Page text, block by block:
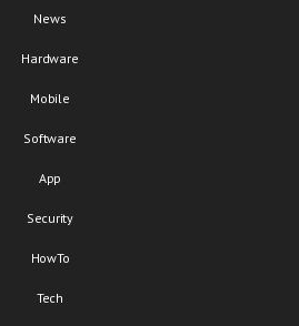
News
Hardware
Mobile
Software
App
Security
HowTo
Tech